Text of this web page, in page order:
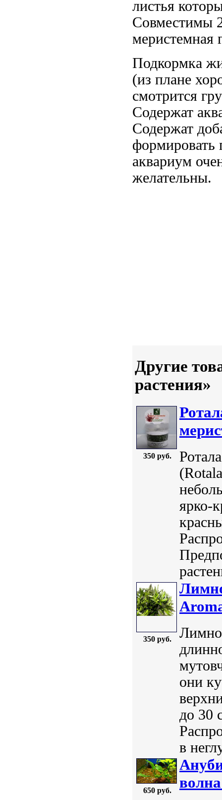
листья
Совместимы
меристемная
Подкормка
(из плане
смотрится
Содержат
Содержат
формировать
аквариум
желательны.
Другие
растения»
350 руб.
ярко-
350 руб.
они
до 30
в
650 руб.